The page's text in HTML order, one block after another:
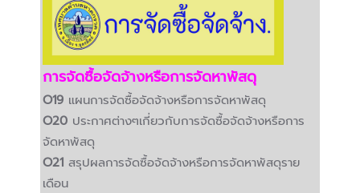
การจัดซื้อจัดจ้างหรือการจัดหาพัสดุ
O19 แผนการจัดซื้อจัดจ้างหรือการจัดหาพัสดุ
O20 ประกาศต่างๆเกี่ยวกับการจัดซื้อจัดจ้างหรือการ
จัดหาพัสดุ
O21 สรุปผลการจัดซื้อจัดจ้างหรือการจัดหาพัสดุราย
เดือน